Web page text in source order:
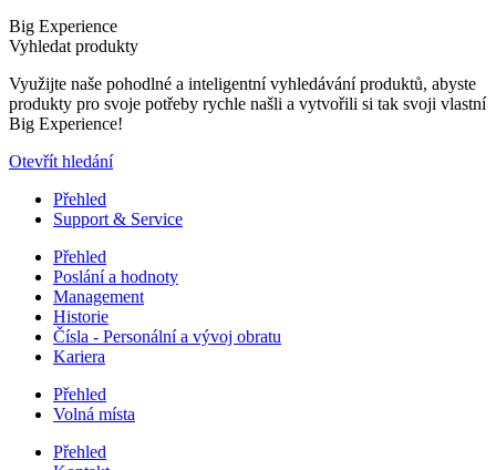
Big Experience
Vyhledat produkty
Využijte naše pohodlné a inteligentní vyhledávání produktů, abyste
produkty pro svoje potřeby rychle našli a vytvořili si tak svoji vlastní
Big Experience!
Otevřít hledání
Přehled
Support & Service
Přehled
Poslání a hodnoty
Management
Historie
Čísla - Personální a vývoj obratu
Kariera
Přehled
Volná místa
Přehled